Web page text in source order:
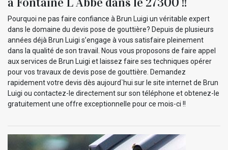
Pourquoi ne pas faire confiance à Brun Luigi un véritable expert
dans le domaine du devis pose de gouttière? Depuis de plusieurs
années déjà Brun Luigi s’engage à vous satisfaire pleinement
dans la qualité de son travail. Nous vous proposons de faire appel
aux services de Brun Luigi et laissez faire ses techniques opérer
pour vos travaux de devis pose de gouttière. Demandez
rapidement votre devis dès aujourd`hui sur le site internet de Brun
Luigi ou contactez-le directement sur son téléphone et obtenez-le
gratuitement une offre exceptionnelle pour ce mois-ci !!